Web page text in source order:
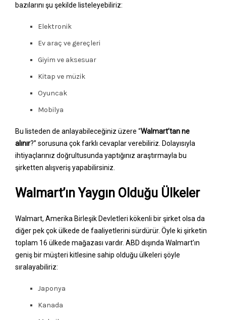
bazılarını şu şekilde listeleyebiliriz:
Elektronik
Ev araç ve gereçleri
Giyim ve aksesuar
Kitap ve müzik
Oyuncak
Mobilya
Bu listeden de anlayabileceğiniz üzere “Walmart’tan ne
alınır?” sorusuna çok farklı cevaplar verebiliriz. Dolayısıyla
ihtiyaçlarınız doğrultusunda yaptığınız araştırmayla bu
şirketten alışveriş yapabilirsiniz.
Walmart’ın Yaygın Olduğu Ülkeler
Walmart, Amerika Birleşik Devletleri kökenli bir şirket olsa da
diğer pek çok ülkede de faaliyetlerini sürdürür. Öyle ki şirketin
toplam 16 ülkede mağazası vardır. ABD dışında Walmart’ın
geniş bir müşteri kitlesine sahip olduğu ülkeleri şöyle
sıralayabiliriz:
Japonya
Kanada